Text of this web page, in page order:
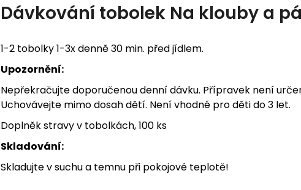
Dávkování tobolek Na klouby a
1-2 tobolky 1-3x denně 30 min. před jídlem.
Upozornění:
Nepřekračujte doporučenou denní dávku. Přípravek není
Uchovávejte mimo dosah dětí. Není vhodné pro děti do 3 let.
Doplněk stravy v tobolkách, 100 ks
Skladování:
Skladujte v suchu a temnu při pokojové teplotě!